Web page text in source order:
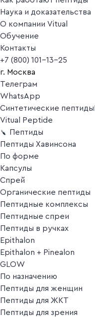
Наука и доказательства
О компании Vitual
Обучение
Контакты
+7 (800) 101-13-25
г. Москва
Телеграм
WhatsApp
Синтетические пептиды
Vitual Peptide
Пептиды
Пептиды Хавинсона
По форме
Капсулы
Спрей
Органические пептиды
Пептидные комплексы
Пептидные спреи
Пептиды в ручках
Epithalon
Epithalon + Pinealon
GLOW
По назначению
Пептиды для женщин
Пептиды для ЖКТ
Пептиды для зрения